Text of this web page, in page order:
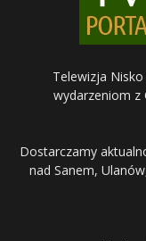
Telewizja
wydarzeniom z
Dostarczamy
nad Sanem,